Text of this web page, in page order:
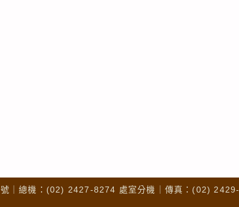
｜總機：(02) 2427-8274 處室分機｜傳真：(02) 2429-